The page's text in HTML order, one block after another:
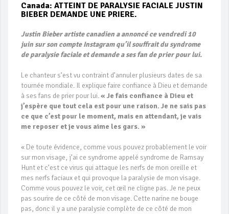
Canada: ATTEINT DE PARALYSIE FACIALE JUSTIN
BIEBER DEMANDE UNE PRIERE.
Justin Bieber artiste canadien a annoncé ce vendredi 10
juin sur son compte Instagram qu’il souffrait du syndrome
de paralysie faciale et demande a ses fan de prier pour lui.
Le chanteur s’est vu contraint d’annuler plusieurs dates de sa
tournée mondiale. Il explique faire confiance à Dieu et demande
à ses fans de prier pour lui.« Je fais confiance à Dieu et
j’espère que tout cela est pour une raison. Je ne sais pas
ce que c’est pour le moment, mais en attendant, je vais
me reposer et je vous aime les gars. »
« De toute évidence, comme vous pouvez probablement le voir
sur mon visage, j’ai ce syndrome appelé syndrome de Ramsay
Hunt et c’est ce virus qui attaque les nerfs de mon oreille et
mes nerfs faciaux et qui provoque la paralysie de mon visage.
Comme vous pouvez le voir, cet œil ne cligne pas. Je ne peux
pas sourire de ce côté de mon visage. Cette narine ne bouge
pas, donc il y a une paralysie complète de ce côté de mon